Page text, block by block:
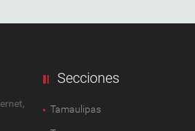
Secciones
Tamaulipas